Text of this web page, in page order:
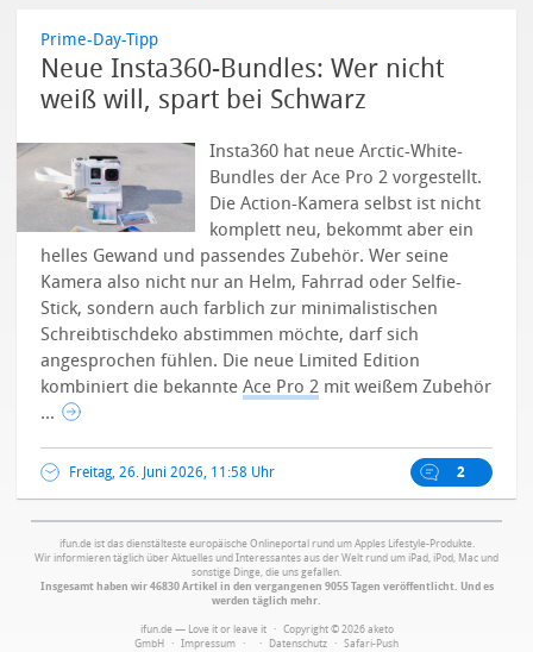
Prime-Day-Tipp
Neue Insta360-Bundles: Wer nicht
weiß will, spart bei Schwarz
Insta360 hat neue Arctic-White-
Bundles der Ace Pro 2 vorgestellt.
Die Action-Kamera selbst ist nicht
komplett neu, bekommt aber ein
helles Gewand und passendes Zubehör. Wer seine
Kamera also nicht nur an Helm, Fahrrad oder Selfie-
Stick, sondern auch farblich zur minimalistischen
Schreibtischdeko abstimmen möchte, darf sich
angesprochen fühlen. Die neue Limited Edition
kombiniert die bekannteAce Pro 2 mit weißem Zubehör
...
Freitag, 26. Juni 2026, 11:58 Uhr 2
ifun.de ist das dienstälteste europäische Onlineportal rund um Apples Lifestyle-Produkte.
Wir informieren täglich über Aktuelles und Interessantes aus der Welt rund um iPad, iPod, Mac und
sonstige Dinge, die uns gefallen.
Insgesamt haben wir 46830 Artikel in den vergangenen 9055 Tagen veröffentlicht. Und es
werden täglich mehr.
ifun.de — Love it or leave it · Copyright © 2026 aketo
GmbH · Impressum · · Datenschutz · Safari-Push